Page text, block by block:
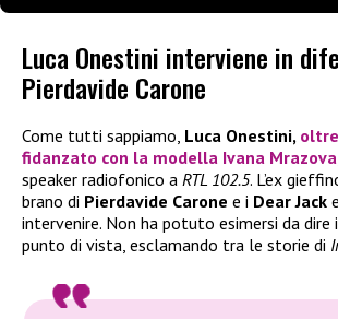
Luca Onestini interviene in
Pierdavide Carone
Come tutti sappiamo, Luca Onestini,
fidanzato con la modella Ivana Mrazova
speaker radiofonico a RTL 102.5. L’ex
brano di Pierdavide Carone e i Dear Jack
intervenire. Non ha potuto esimersi da dire
punto di vista, esclamando tra le storie di